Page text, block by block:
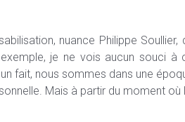
nuance Philippe Soullier,
je ne vois aucun souci à
fait, nous sommes dans une
Mais à partir du moment où